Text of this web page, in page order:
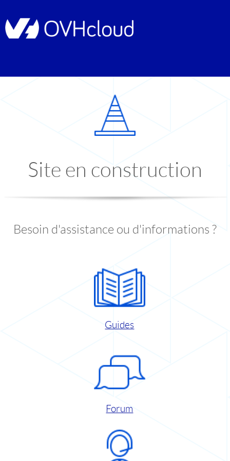
Site en construction
Besoin d'assistance ou d'informations ?
Guides
Forum